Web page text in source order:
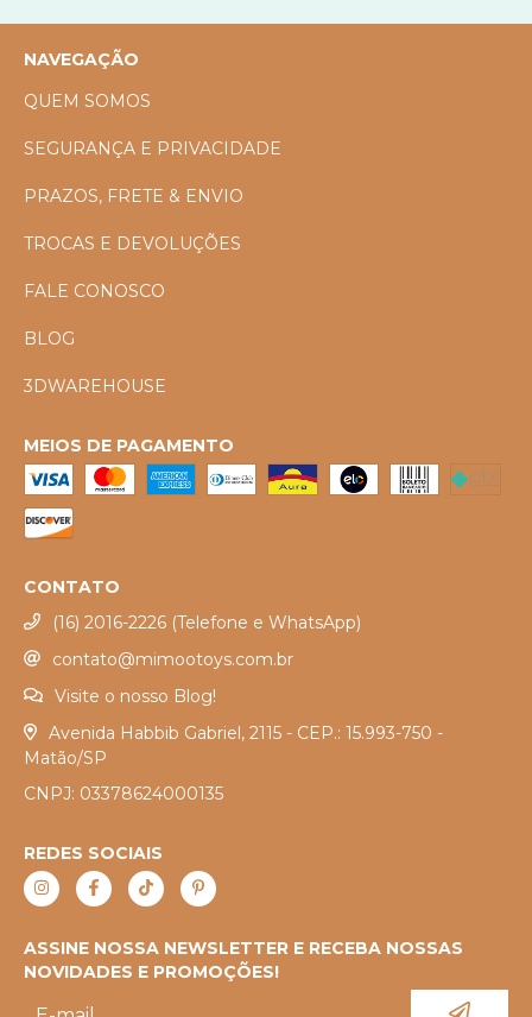
NAVEGAÇÃO
QUEM SOMOS
SEGURANÇA E PRIVACIDADE
PRAZOS, FRETE & ENVIO
TROCAS E DEVOLUÇÕES
FALE CONOSCO
BLOG
3DWAREHOUSE
MEIOS DE PAGAMENTO
CONTATO
(16) 2016-2226 (Telefone e WhatsApp)
contato@mimootoys.com.br
Visite o nosso Blog!
Avenida Habbib Gabriel, 2115 - CEP.: 15.993-750 -
Matão/SP
CNPJ: 03378624000135
REDES SOCIAIS
ASSINE NOSSA NEWSLETTER E RECEBA NOSSAS
NOVIDADES E PROMOÇÕES!